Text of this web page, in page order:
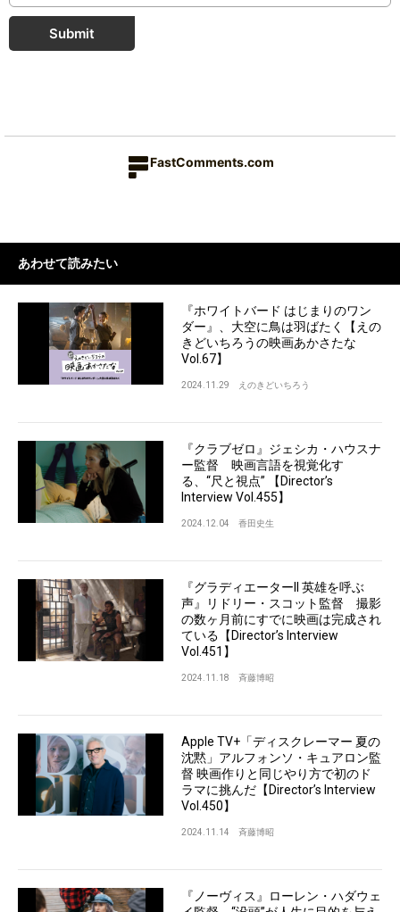
Submit
FastComments.com
あわせて読みたい
『ホワイトバード はじまりのワン
ダー』、大空に鳥は羽ばたく【えの
きどいちろうの映画あかさたな
Vol.67】
2024.11.29 えのきどいちろう
『クラブゼロ』ジェシカ・ハウスナ
ー監督 映画言語を視覚化す
る、“尺と視点” 【Director’s
Interview Vol.455】
2024.12.04 香田史生
『グラディエーターII 英雄を呼ぶ
声』リドリー・スコット監督 撮影
の数ヶ月前にすでに映画は完成され
ている【Director’s Interview
Vol.451】
2024.11.18 斉藤博昭
Apple TV+「ディスクレーマー 夏の
沈黙」アルフォンソ・キュアロン監
督 映画作りと同じやり方で初のド
ラマに挑んだ【Director’s Interview
Vol.450】
2024.11.14 斉藤博昭
『ノーヴィス』ローレン・ハダウェ